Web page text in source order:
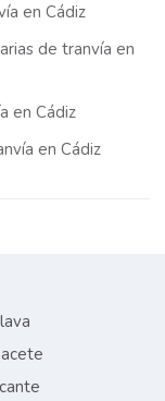
en Cádiz
de tranvía en
en Cádiz
en Cádiz